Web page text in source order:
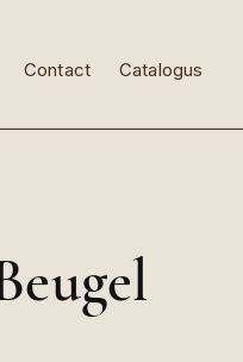
Contact Catalogus